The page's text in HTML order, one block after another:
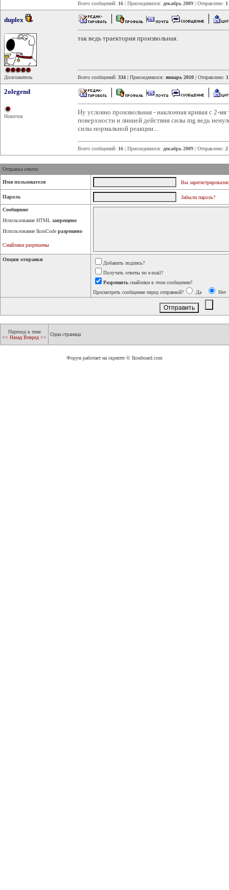
Всего сообщений: 16 | Присоединился: декабрь 2009 | Отправлено:
duplex
Долгожитель
так ведь траектория произвольная.
Всего сообщений: 334 | Присоединился: январь 2010 | Отправлено:
2olegend
Новичок
Ну условно произвольная - наклонная кривая с 2-
поверхности и линией действия силы mg ведь
силы нормальной реакции...
Всего сообщений: 16 | Присоединился: декабрь 2009 | Отправлено: 2
Отправка ответа:
Имя пользователя Вы
Пароль Забыли пароль?
Сообщение
Использование HTML запрещено
Использование IkonCode разрешено
Смайлики разрешены
Опции отправки
Добавить подпись?
Получать ответы по e-mail?
Разрешить смайлики в этом сообщении?
Просмотреть сообщение перед отправкой?
Да Нет
Переход к теме
<< Назад Вперед >>
Одна страница
Форум работает на скрипте © Ikonboard.com